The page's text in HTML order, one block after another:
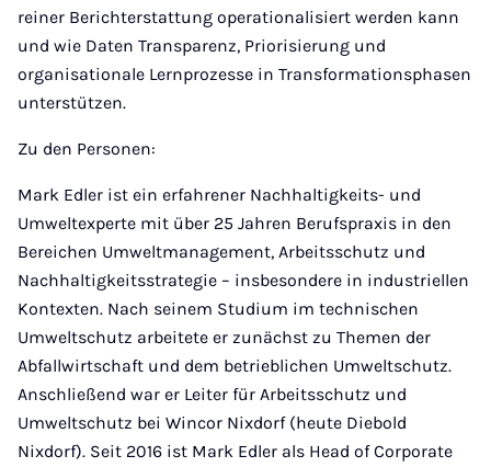
reiner Berichterstattung operationalisiert werden kann
und wie Daten Transparenz, Priorisierung und
organisationale Lernprozesse in Transformationsphasen
unterstützen.
Zu den Personen:
Mark Edler ist ein erfahrener Nachhaltigkeits- und
Umweltexperte mit über 25 Jahren Berufspraxis in den
Bereichen Umweltmanagement, Arbeitsschutz und
Nachhaltigkeitsstrategie – insbesondere in industriellen
Kontexten. Nach seinem Studium im technischen
Umweltschutz arbeitete er zunächst zu Themen der
Abfallwirtschaft und dem betrieblichen Umweltschutz.
Anschließend war er Leiter für Arbeitsschutz und
Umweltschutz bei Wincor Nixdorf (heute Diebold
Nixdorf). Seit 2016 ist Mark Edler als Head of Corporate